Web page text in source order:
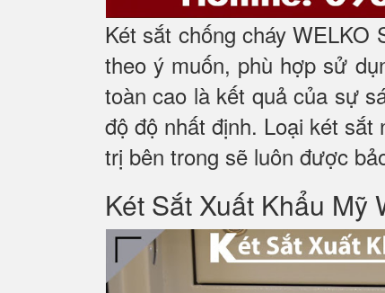
Két sắt chống cháy
theo ý muốn, phù hợp sử
toàn cao là kết quả của sự
độ độ nhất định. Loại két
trị bên trong sẽ luôn được
Két Sắt Xuất Khẩu Mỹ